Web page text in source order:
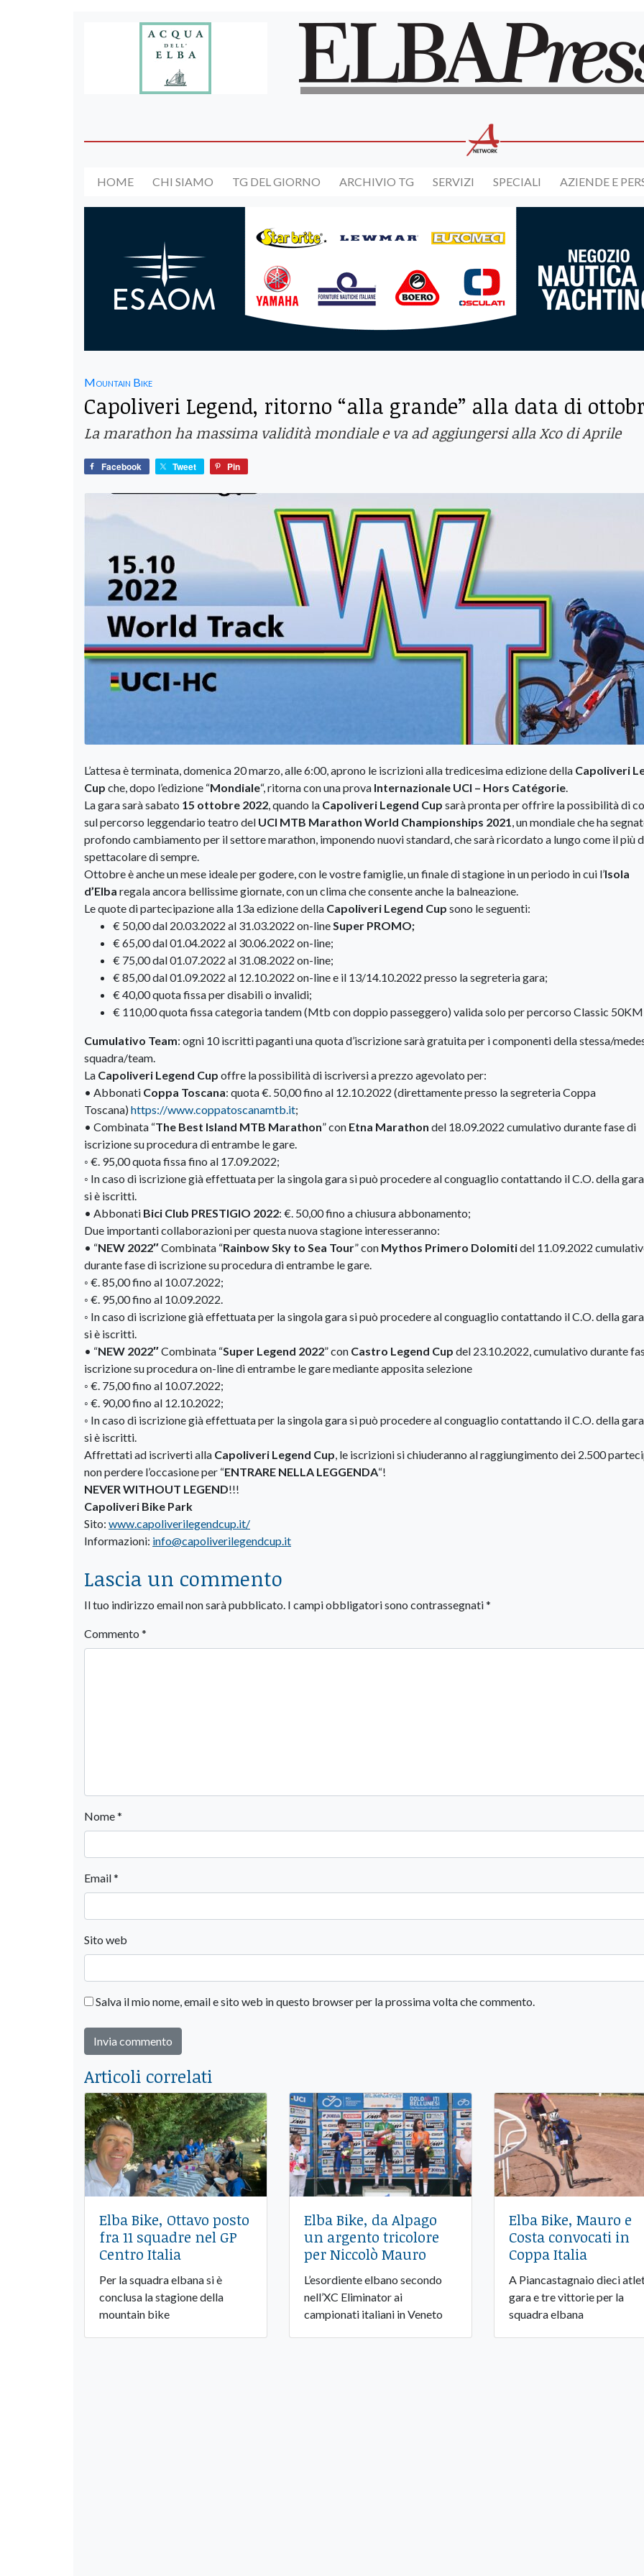
HOME CHI SIAMO TG DEL GIORNO ARCHIVIO TG SERVIZI SPECIALI AZIENDE E
Mountain Bike
Capoliveri Legend, ritorno “alla grande” alla data di
La marathon ha massima validità mondiale e va ad aggiungersi alla Xco di Aprile
Facebook Tweet Pin
L’attesa è terminata, domenica 20 marzo, alle 6:00, aprono le iscrizioni alla tredicesima edizione della Capoliveri
Cup che, dopo l’edizione “Mondiale“, ritorna con una prova Internazionale UCI – Hors Catégorie
La gara sarà sabato 15 ottobre 2022 , quando la Capoliveri Legend Cup sarà pronta per offrire la possibilità di
sul percorso leggendario teatro del UCI MTB Marathon World Championships 2021 , un mondiale che ha
profondo cambiamento per il settore marathon, imponendo nuovi standard, che sarà ricordato a lungo come il più
spettacolare di sempre.
Ottobre è anche un mese ideale per godere, con le vostre famiglie, un finale di stagione in un periodo in cui l’Isola
d’Elba regala ancora bellissime giornate, con un clima che consente anche la balneazione.
Le quote di partecipazione alla 13a edizione della Capoliveri Legend Cup sono le seguenti:
€ 50,00 dal 20.03.2022 al 31.03.2022 on-line Super PROMO;
€ 65,00 dal 01.04.2022 al 30.06.2022 on-line;
€ 75,00 dal 01.07.2022 al 31.08.2022 on-line;
€ 85,00 dal 01.09.2022 al 12.10.2022 on-line e il 13/14.10.2022 presso la segreteria gara;
€ 40,00 quota fissa per disabili o invalidi;
€ 110,00 quota fissa categoria tandem (Mtb con doppio passeggero) valida solo per percorso Classic
Cumulativo Team: ogni 10 iscritti paganti una quota d’iscrizione sarà gratuita per i componenti della stessa/
squadra/team.
La Capoliveri Legend Cup offre la possibilità di iscriversi a prezzo agevolato per:
• Abbonati Coppa Toscana: quota €. 50,00 fino al 12.10.2022 (direttamente presso la segreteria Coppa
Toscana)https://www.coppatoscanamtb.it;
• Combinata “The Best Island MTB Marathon” con Etna Marathon del 18.09.2022 cumulativo durante fase di
iscrizione su procedura di entrambe le gare.
◦ €. 95,00 quota fissa fino al 17.09.2022;
◦ In caso di iscrizione già effettuata per la singola gara si può procedere al conguaglio contattando il C.O. della
si è iscritti.
• Abbonati Bici Club PRESTIGIO 2022: €. 50,00 fino a chiusura abbonamento;
Due importanti collaborazioni per questa nuova stagione interesseranno:
• “NEW 2022″Combinata “Rainbow Sky to Sea Tour” con Mythos Primero Dolomitidel 11.09.2022
durante fase di iscrizione su procedura di entrambe le gare.
◦ €. 85,00 fino al 10.07.2022;
◦ €. 95,00 fino al 10.09.2022.
◦ In caso di iscrizione già effettuata per la singola gara si può procedere al conguaglio contattando il C.O. della
si è iscritti.
• “NEW 2022″Combinata “Super Legend 2022” con Castro Legend Cup del 23.10.2022, cumulativo durante
iscrizione su procedura on-line di entrambe le gare mediante apposita selezione
◦ €. 75,00 fino al 10.07.2022;
◦ €. 90,00 fino al 12.10.2022;
◦ In caso di iscrizione già effettuata per la singola gara si può procedere al conguaglio contattando il C.O. della
si è iscritti.
Affrettati ad iscriverti alla Capoliveri Legend Cup , le iscrizioni si chiuderanno al raggiungimento dei 2.500
non perdere l’occasione per “ENTRARE NELLA LEGGENDA“!
NEVER WITHOUT LEGEND!!!
Capoliveri Bike Park
Sito: www.capoliverilegendcup.it/
Informazioni: info@capoliverilegendcup.it
Lascia un commento
Il tuo indirizzo email non sarà pubblicato. I campi obbligatori sono contrassegnati*
Commento *
Nome*
Email*
Sito web
Salva il mio nome, email e sito web in questo browser per la prossima volta che commento.
Articoli correlati
Elba Bike, Ottavo posto
fra 11 squadre nel GP
Centro Italia
Per la squadra elbana si è
conclusa la stagione della
mountain bike
Elba Bike, da Alpago
un argento tricolore
per Niccolò Mauro
L’esordiente elbano secondo
nell’XC Eliminator ai
campionati italiani in Veneto
Elba Bike, Mauro e
Costa convocati in
Coppa Italia
A Piancastagnaio dieci
gara e tre vittorie per la
squadra elbana